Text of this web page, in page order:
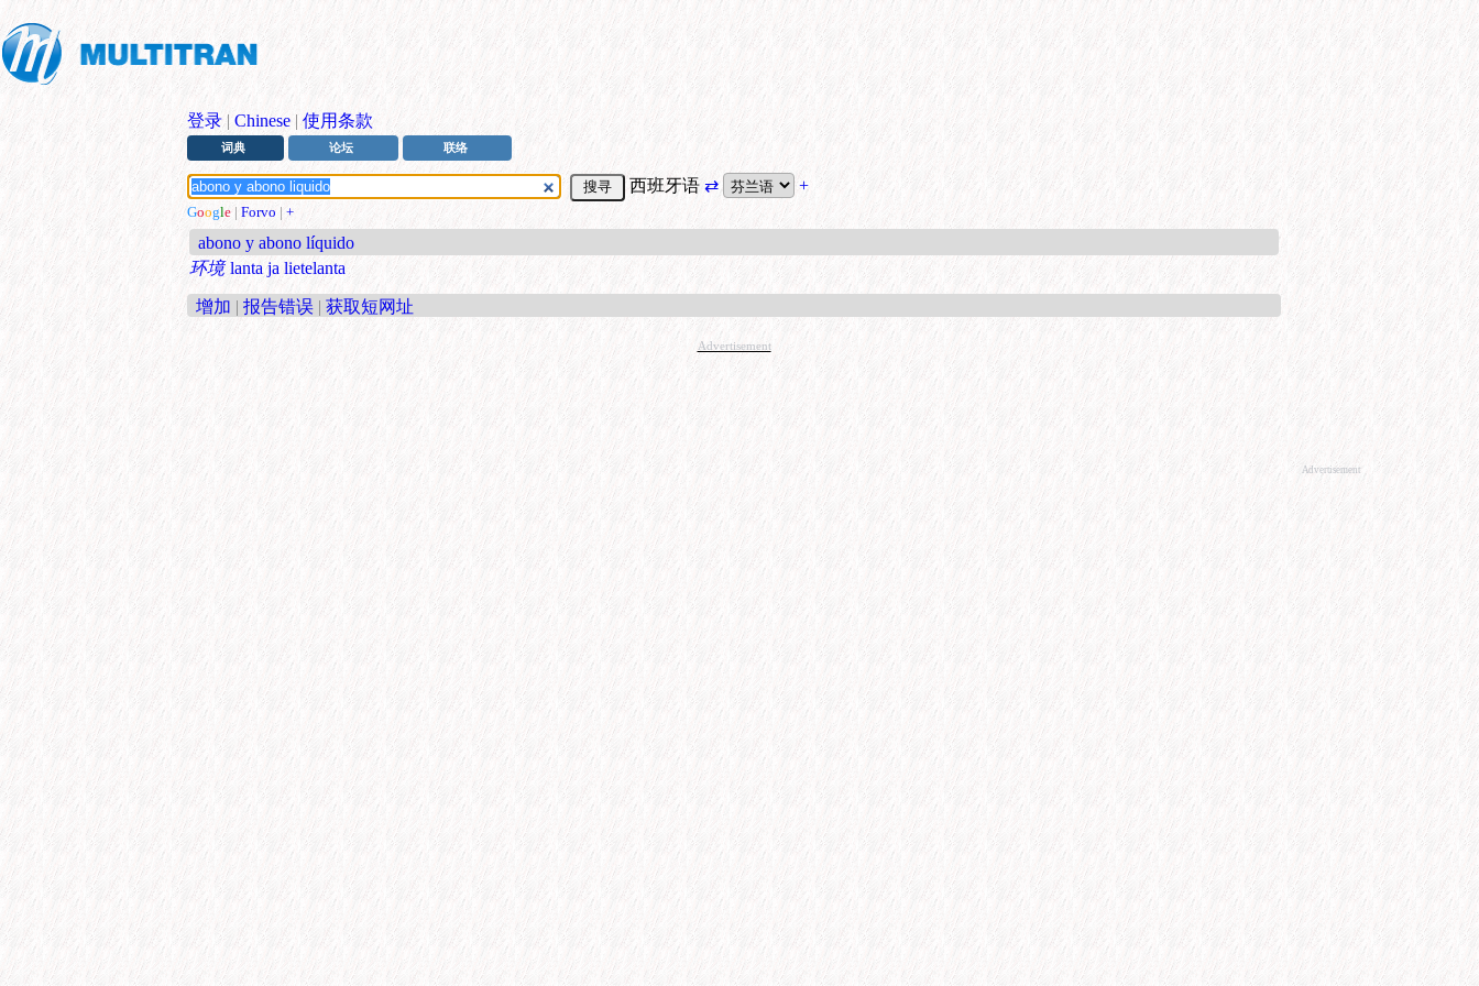
登录 | Chinese | 使用条款
词典 论坛 联络
西班牙语 ⇄ +
Google | Forvo | +
abono y abono líquido
环境 lanta ja lietelanta
增加 | 报告错误 | 获取短网址
Advertisement
Advertisement